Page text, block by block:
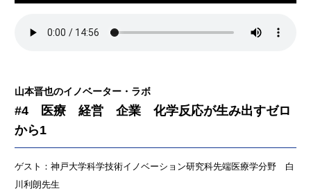
山本晋也のイノベーター・ラボ
#4 医療 経営 企業 化学反応が生み出すゼロ
から1
ゲスト：神戸大学科学技術イノベーション研究科先端医療学分野 白
川利朗先生